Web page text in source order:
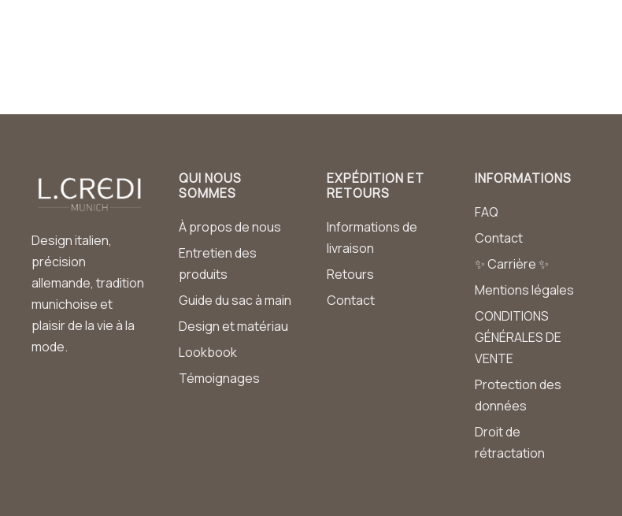
Design italien,
précision
allemande, tradition
munichoise et
plaisir de la vie à la
mode.
QUI NOUS
SOMMES
À propos de nous
Entretien des
produits
Guide du sac à main
Design et matériau
Lookbook
Témoignages
EXPÉDITION ET
RETOURS
Informations de
livraison
Retours
Contact
INFORMATIONS
FAQ
Contact
✨ Carrière ✨
Mentions légales
CONDITIONS
GÉNÉRALES DE
VENTE
Protection des
données
Droit de
rétractation